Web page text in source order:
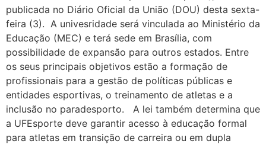
publicada no Diário Oficial da União (DOU) desta sexta-
feira (3). A univesridade será vinculada ao Ministério da
Educação (MEC) e terá sede em Brasília, com
possibilidade de expansão para outros estados. Entre
os seus principais objetivos estão a formação de
profissionais para a gestão de políticas públicas e
entidades esportivas, o treinamento de atletas e a
inclusão no paradesporto. A lei também determina que
a UFEsporte deve garantir acesso à educação formal
para atletas em transição de carreira ou em dupla